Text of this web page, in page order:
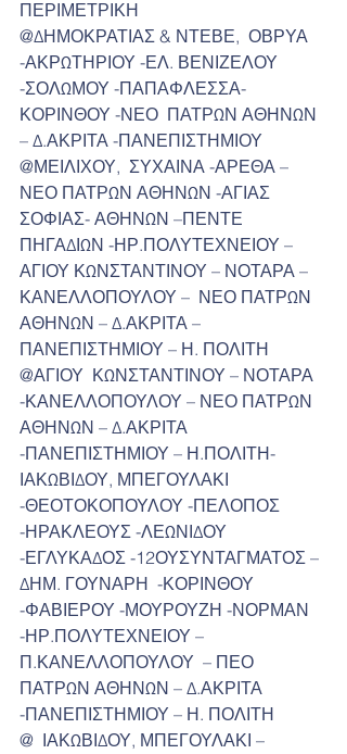
ΠΕΡΙΜΕΤΡΙΚΗ
@ΔΗΜΟΚΡΑΤΙΑΣ & ΝΤΕΒΕ,  ΟΒΡΥΑ
-ΑΚΡΩΤΗΡΙΟΥ -ΕΛ. ΒΕΝΙΖΕΛΟΥ
-ΣΟΛΩΜΟΥ -ΠΑΠΑΦΛΕΣΣΑ-
ΚΟΡΙΝΘΟΥ -ΝΕΟ  ΠΑΤΡΩΝ ΑΘΗΝΩΝ
– Δ.ΑΚΡΙΤΑ -ΠΑΝΕΠΙΣΤΗΜΙΟΥ
@ΜΕΙΛΙΧΟΥ,  ΣΥΧΑΙΝΑ -ΑΡΕΘΑ –
ΝΕΟ ΠΑΤΡΩΝ ΑΘΗΝΩΝ -ΑΓΙΑΣ
ΣΟΦΙΑΣ- ΑΘΗΝΩΝ –ΠΕΝΤΕ
ΠΗΓΑΔΙΩΝ -ΗΡ.ΠΟΛΥΤΕΧΝΕΙΟΥ –
ΑΓΙΟΥ ΚΩΝΣΤΑΝΤΙΝΟΥ – ΝΟΤΑΡΑ –
ΚΑΝΕΛΛΟΠΟΥΛΟΥ –  ΝΕΟ ΠΑΤΡΩΝ
ΑΘΗΝΩΝ – Δ.ΑΚΡΙΤΑ –
ΠΑΝΕΠΙΣΤΗΜΙΟΥ – Η. ΠΟΛΙΤΗ
@ΑΓΙΟΥ  ΚΩΝΣΤΑΝΤΙΝΟΥ – ΝΟΤΑΡΑ
-ΚΑΝΕΛΛΟΠΟΥΛΟΥ – ΝΕΟ ΠΑΤΡΩΝ
ΑΘΗΝΩΝ – Δ.ΑΚΡΙΤΑ
-ΠΑΝΕΠΙΣΤΗΜΙΟΥ – Η.ΠΟΛΙΤΗ-
ΙΑΚΩΒΙΔΟΥ, ΜΠΕΓΟΥΛΑΚΙ
-ΘΕΟΤΟΚΟΠΟΥΛΟΥ -ΠΕΛΟΠΟΣ
-ΗΡΑΚΛΕΟΥΣ -ΛΕΩΝΙΔΟΥ
-ΕΓΛΥΚΑΔΟΣ -12ΟΥΣΥΝΤΑΓΜΑΤΟΣ –
ΔΗΜ. ΓΟΥΝΑΡΗ  -ΚΟΡΙΝΘΟΥ
-ΦΑΒΙΕΡΟΥ -ΜΟΥΡΟΥΖΗ -ΝΟΡΜΑΝ
-ΗΡ.ΠΟΛΥΤΕΧΝΕΙΟΥ –
Π.ΚΑΝΕΛΛΟΠΟΥΛΟΥ  – ΠΕΟ
ΠΑΤΡΩΝ ΑΘΗΝΩΝ – Δ.ΑΚΡΙΤΑ
-ΠΑΝΕΠΙΣΤΗΜΙΟΥ – Η. ΠΟΛΙΤΗ
@  ΙΑΚΩΒΙΔΟΥ, ΜΠΕΓΟΥΛΑΚΙ –